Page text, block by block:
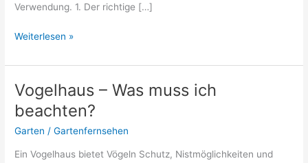
Verwendung. 1. Der richtige […]
Lavendel
Garten
Der
komplette
Guide
Weiterlesen »
Vogelhaus – Was muss ich
beachten?
Garten /Gartenfernsehen
Ein Vogelhaus bietet Vögeln Schutz, Nistmöglichkeiten und